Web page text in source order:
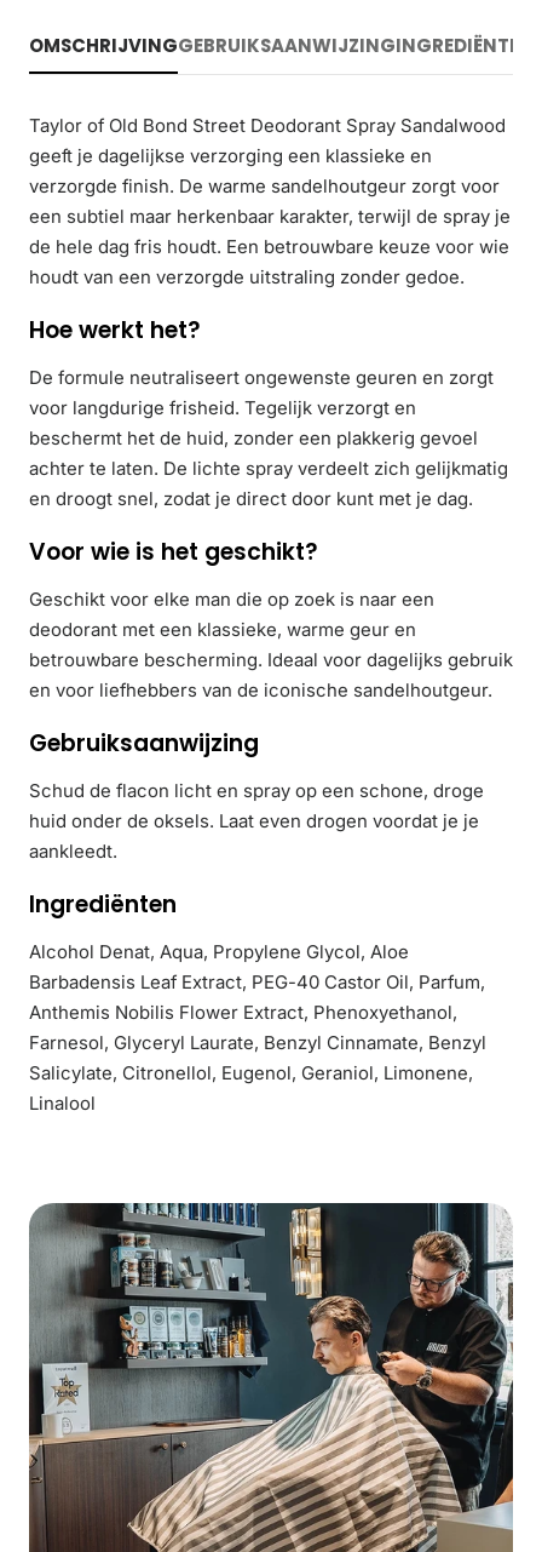
OMSCHRIJVINGGEBRUIKSAANWIJZINGINGREDIËNTEN
Taylor of Old Bond Street Deodorant Spray Sandalwood
geeft je dagelijkse verzorging een klassieke en
verzorgde finish. De warme sandelhoutgeur zorgt voor
een subtiel maar herkenbaar karakter, terwijl de spray je
de hele dag fris houdt. Een betrouwbare keuze voor wie
houdt van een verzorgde uitstraling zonder gedoe.
Hoe werkt het?
De formule neutraliseert ongewenste geuren en zorgt
voor langdurige frisheid. Tegelijk verzorgt en
beschermt het de huid, zonder een plakkerig gevoel
achter te laten. De lichte spray verdeelt zich gelijkmatig
en droogt snel, zodat je direct door kunt met je dag.
Voor wie is het geschikt?
Geschikt voor elke man die op zoek is naar een
deodorant met een klassieke, warme geur en
betrouwbare bescherming. Ideaal voor dagelijks gebruik
en voor liefhebbers van de iconische sandelhoutgeur.
Gebruiksaanwijzing
Schud de flacon licht en spray op een schone, droge
huid onder de oksels. Laat even drogen voordat je je
aankleedt.
Ingrediënten
Alcohol Denat, Aqua, Propylene Glycol, Aloe
Barbadensis Leaf Extract, PEG-40 Castor Oil, Parfum,
Anthemis Nobilis Flower Extract, Phenoxyethanol,
Farnesol, Glyceryl Laurate, Benzyl Cinnamate, Benzyl
Salicylate, Citronellol, Eugenol, Geraniol, Limonene,
Linalool